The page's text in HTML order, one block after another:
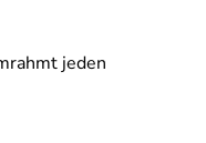
jeden